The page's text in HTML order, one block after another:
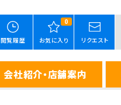
閲覧履歴
0
お気に入り リクエスト
会社紹介・店舗案内